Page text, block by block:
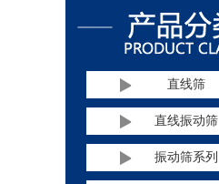
直线筛
直线振动筛
振动筛系列